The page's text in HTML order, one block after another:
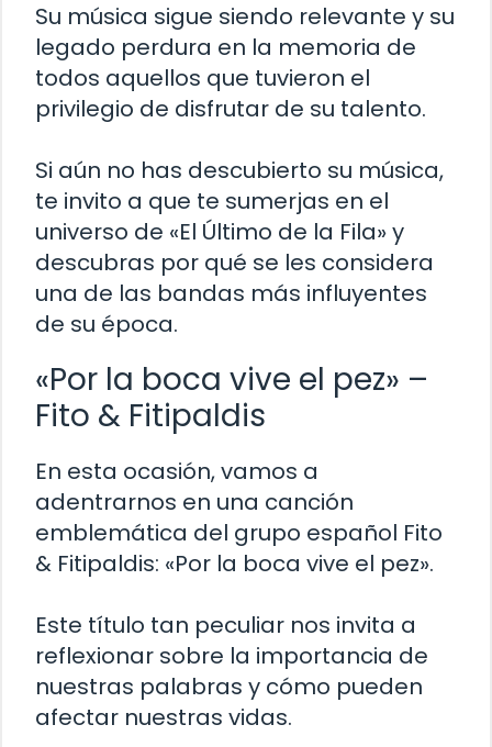
Su música sigue siendo relevante y su
legado perdura en la memoria de
todos aquellos que tuvieron el
privilegio de disfrutar de su talento.
Si aún no has descubierto su música,
te invito a que te sumerjas en el
universo de «El Último de la Fila» y
descubras por qué se les considera
una de las bandas más influyentes
de su época.
«Por la boca vive el pez» –
Fito & Fitipaldis
En esta ocasión, vamos a
adentrarnos en una canción
emblemática del grupo español Fito
& Fitipaldis: «Por la boca vive el pez».
Este título tan peculiar nos invita a
reflexionar sobre la importancia de
nuestras palabras y cómo pueden
afectar nuestras vidas.